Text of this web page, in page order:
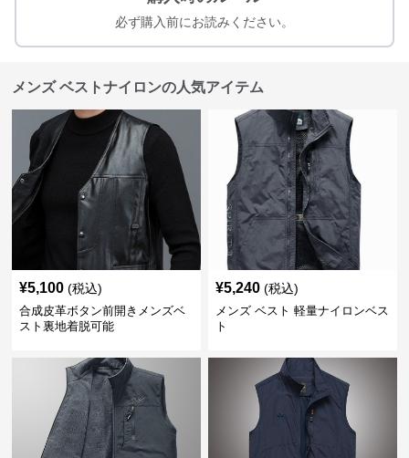
必ず購入前にお読みください。
メンズ ベストナイロンの人気アイテム
¥5,100 (税込)
合成皮革ボタン前開きメンズベ
スト裏地着脱可能
¥5,240 (税込)
メンズ ベスト 軽量ナイロンベス
ト